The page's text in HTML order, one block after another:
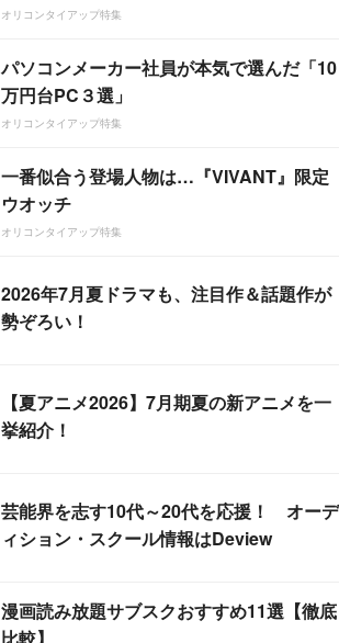
オリコンタイアップ特集
パソコンメーカー社員が本気で選んだ「10
万円台PC３選」
オリコンタイアップ特集
一番似合う登場人物は…『VIVANT』限定
ウオッチ
オリコンタイアップ特集
2026年7月夏ドラマも、注目作＆話題作が
勢ぞろい！
【夏アニメ2026】7月期夏の新アニメを一
挙紹介！
芸能界を志す10代～20代を応援！ オーデ
ィション・スクール情報はDeview
漫画読み放題サブスクおすすめ11選【徹底